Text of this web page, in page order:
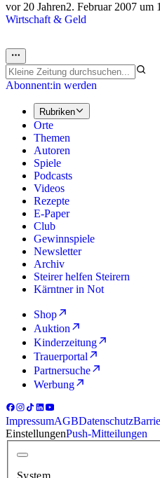
vor 20 Jahren2. Februar 2007 um
Wirtschaft & Geld
Abonnent:in werden
Rubriken
Orte
Themen
Autoren
Spiele
Podcasts
Videos
Rezepte
E-Paper
Club
Gewinnspiele
Newsletter
Archiv
Steirer helfen Steirern
Kärntner in Not
Shop
Auktion
Kinderzeitung
Trauerportal
Partnersuche
Werbung
ImpressumAGBDatenschutz
EinstellungenPush-Mitteilungen